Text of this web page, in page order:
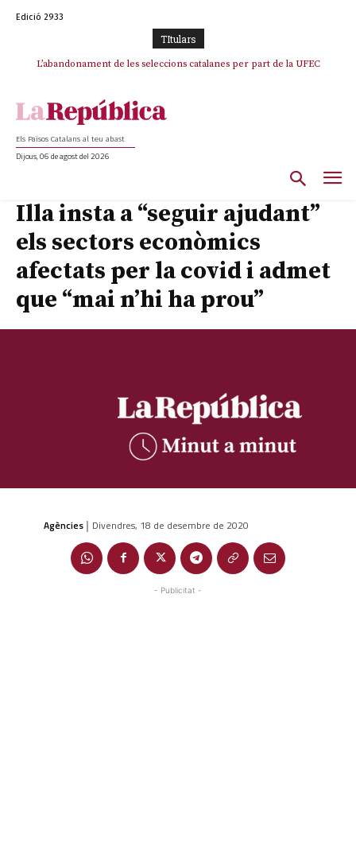
Edició 2933
TItulars
L’abandonament de les seleccions catalanes per part de la UFEC
Els Països Catalans al teu abast
Dijous, 06 de agost del 2026
Illa insta a “seguir ajudant”
els sectors econòmics
afectats per la covid i admet
que “mai n’hi ha prou”
Agències | Divendres, 18 de desembre de 2020
- Publicitat -